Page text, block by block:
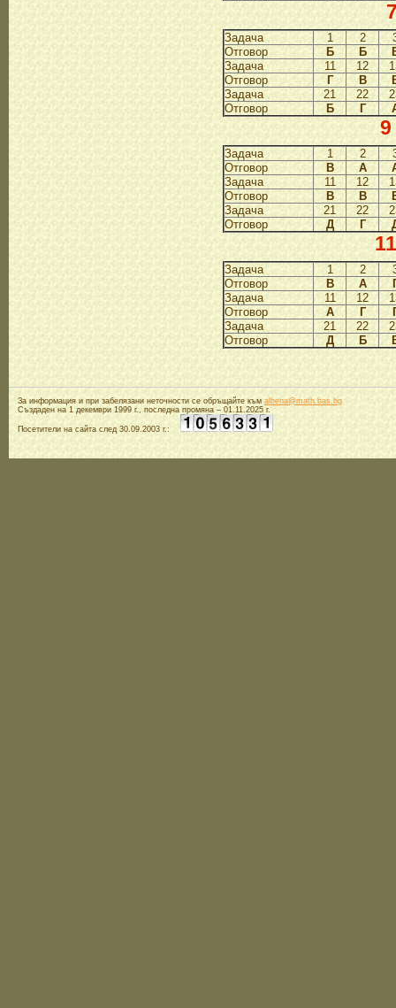
Задача 1 2
Отговор
Б Б
Задача
11 12
Отговор
Г В
Задача
21 22
Отговор
Б Г
9
Задача 1 2
Отговор
В А
Задача
11 12
Отговор
В В
Задача
21 22
Отговор
Д Г
Задача 1 2
Отговор
В А
Задача
11 12
Отговор
А Г
Задача
21 22
Отговор
Д Б
За информация и при забелязани неточности се обръщайте към albena@math.bas.bg
Създаден на 1 декември 1999 г., последна промяна – 01.11.2025 г.
Посетители на сайта след 30.09.2003 г.: